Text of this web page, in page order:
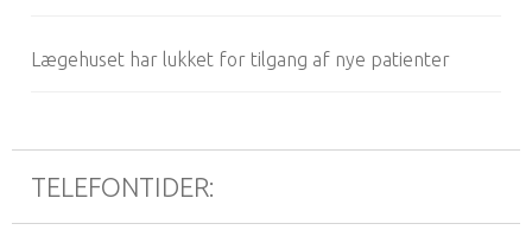
Lægehuset har lukket for tilgang af nye patienter
TELEFONTIDER: